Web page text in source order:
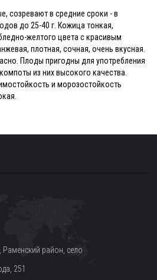
созревают в средние сроки - в
до 25-40 г. Кожица тонкая,
желтого цвета с красивым
плотная, сочная, очень вкусная.
Плоды пригодны для употребления
из них высокого качества.
и морозостойкость
Раменский район, село
251